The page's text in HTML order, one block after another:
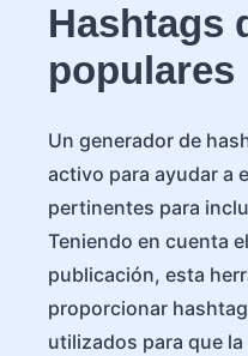
Hashtags
populares
Un generador de
activo para ayudar a
pertinentes para
Teniendo en cuenta
publicación, esta
proporcionar
utilizados para que